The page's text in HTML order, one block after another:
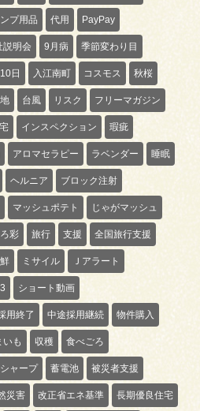
プ用品 代用 PayPay
説明会 9月病 季節変わり目
日 入江南町 コスモス 秋桜
台風 リスク フリーマガジン
インスペクション 瑕疵
アロマセラピー ラベンダー 睡眠
ヘルニア ブロック注射
マッシュポテト じゃがマッシュ
彩 旅行 支援 全国旅行支援
ミサイル Ｊアラート
ショート動画
用終了 中途採用継続 物件購入
いも 収穫 食べごろ
シャープ 蓄電池 被災者支援
災害 改正省エネ基準 長期優良住宅